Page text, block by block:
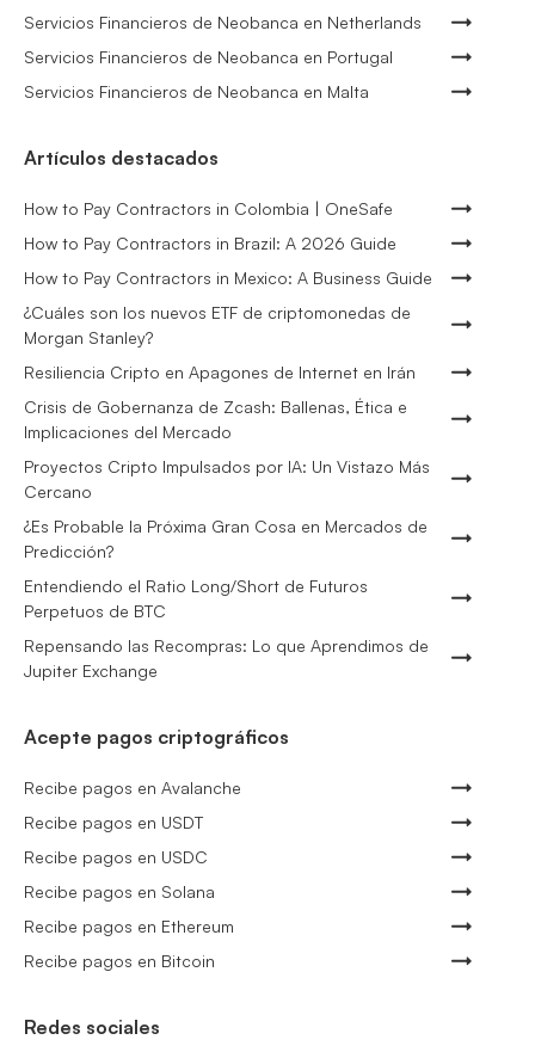
Servicios Financieros de Neobanca en Netherlands
Servicios Financieros de Neobanca en Portugal
Servicios Financieros de Neobanca en Malta
Artículos destacados
How to Pay Contractors in Colombia | OneSafe
How to Pay Contractors in Brazil: A 2026 Guide
How to Pay Contractors in Mexico: A Business Guide
¿Cuáles son los nuevos ETF de criptomonedas de
Morgan Stanley?
Resiliencia Cripto en Apagones de Internet en Irán
Crisis de Gobernanza de Zcash: Ballenas, Ética e
Implicaciones del Mercado
Proyectos Cripto Impulsados por IA: Un Vistazo Más
Cercano
¿Es Probable la Próxima Gran Cosa en Mercados de
Predicción?
Entendiendo el Ratio Long/Short de Futuros
Perpetuos de BTC
Repensando las Recompras: Lo que Aprendimos de
Jupiter Exchange
Acepte pagos criptográficos
Recibe pagos en Avalanche
Recibe pagos en USDT
Recibe pagos en USDC
Recibe pagos en Solana
Recibe pagos en Ethereum
Recibe pagos en Bitcoin
Redes sociales